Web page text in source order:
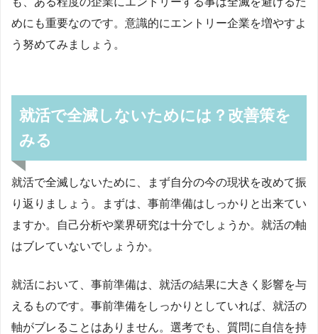
めにも重要なのです。意識的にエントリー企業を増やすよ
う努めてみましょう。
就活で全滅しないためには？改善策を
みる
就活で全滅しないために、まず自分の今の現状を改めて振
り返りましょう。まずは、事前準備はしっかりと出来てい
ますか。自己分析や業界研究は十分でしょうか。就活の軸
はブレていないでしょうか。
就活において、事前準備は、就活の結果に大きく影響を与
えるものです。事前準備をしっかりとしていれば、就活の
軸がブレることはありません。選考でも、質問に自信を持